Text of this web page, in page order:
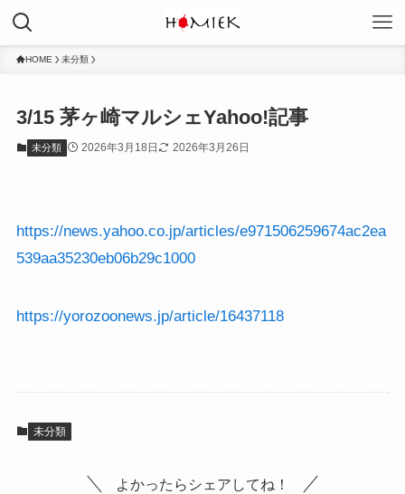
HOME 未分類
3/15 茅ヶ崎マルシェYahoo!記事
未分類 2026年3月18日 2026年3月26日
https://news.yahoo.co.jp/articles/e971506259674ac2ea
539aa35230eb06b29c1000
https://yorozoonews.jp/article/16437118
未分類
よかったらシェアしてね！